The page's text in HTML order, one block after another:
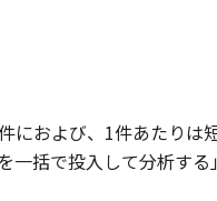
におよび、1件あたりは
括で投入して分析す